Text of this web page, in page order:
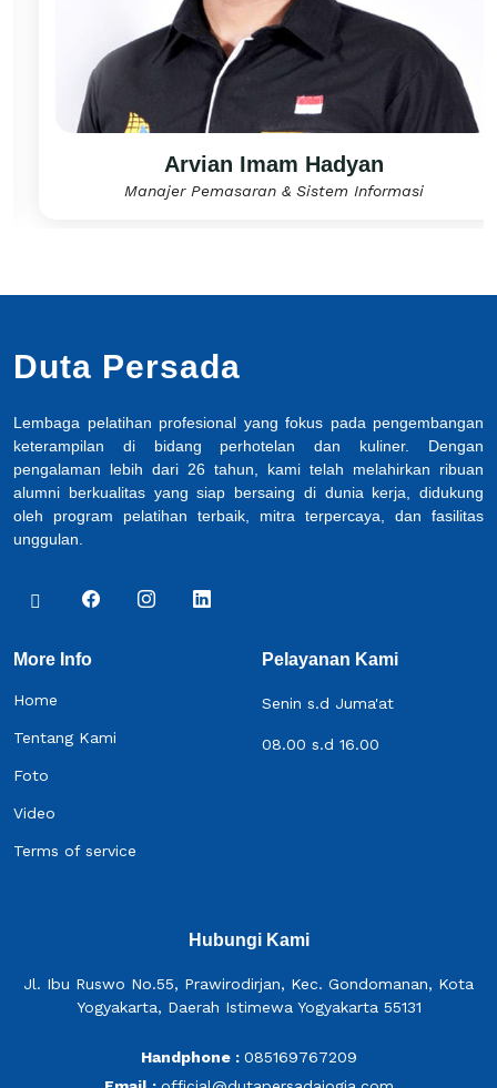
Arvian Imam Hadyan
Manajer Pemasaran & Sistem Informasi
Duta Persada
Lembaga pelatihan profesional yang fokus pada pengembangan
keterampilan di bidang perhotelan dan kuliner. Dengan
pengalaman lebih dari 26 tahun, kami telah melahirkan ribuan
alumni berkualitas yang siap bersaing di dunia kerja, didukung
oleh program pelatihan terbaik, mitra terpercaya, dan fasilitas
unggulan.
More Info
Home
Tentang Kami
Foto
Video
Terms of service
Pelayanan Kami
Senin s.d Juma'at
08.00 s.d 16.00
Hubungi Kami
Jl. Ibu Ruswo No.55, Prawirodirjan, Kec. Gondomanan, Kota
Yogyakarta, Daerah Istimewa Yogyakarta 55131
Handphone : 085169767209